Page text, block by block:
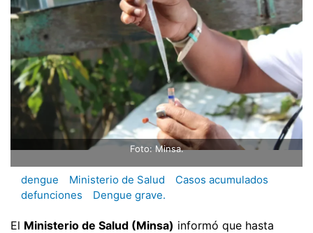
Foto: Minsa.
dengue Ministerio de Salud
Casos acumulados
defunciones
Dengue grave.
El Ministerio de Salud (Minsa) informó que hasta